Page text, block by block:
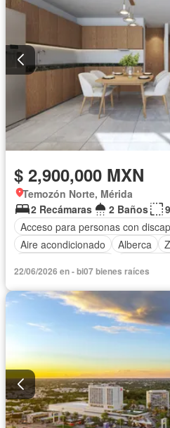
Televisión por cable
Terraza
Completamente amueblado
$ 2,900,000 MXN
Temozón Norte, Mérida
2 Recámaras
2 Baños
Acceso para personas con
Aire acondicionado
Alberca
Cuarto de Limpieza
Electricidad
Gimnasio
Internet
Wifi Zonas verdes
22/06/2026 en - bi07 bienes raíces